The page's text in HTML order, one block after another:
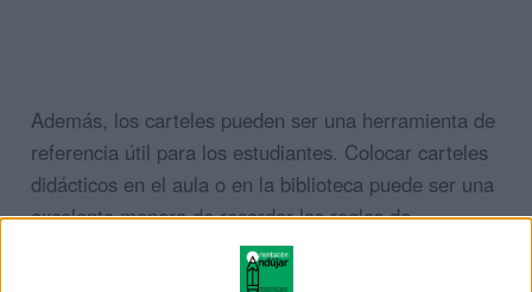
Además, los carteles pueden ser una herramienta de
referencia útil para los estudiantes. Colocar carteles
didácticos en el aula o en la biblioteca puede ser una
excelente manera de recordar las reglas de